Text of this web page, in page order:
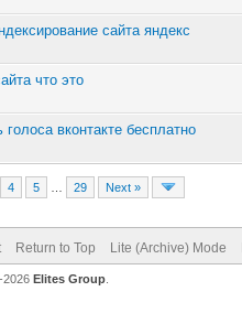
сайта яндекс
что это
голоса вконтакте бесплатно
4 5 29 Next »
Return to Top Lite (Archive) Mode
2026 Elites Group.